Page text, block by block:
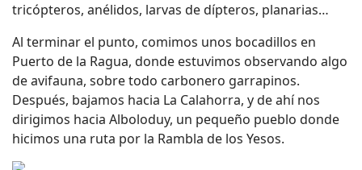
tricópteros, anélidos, larvas de dípteros, planarias…
Al terminar el punto, comimos unos bocadillos en
Puerto de la Ragua, donde estuvimos observando algo
de avifauna, sobre todo carbonero garrapinos.
Después, bajamos hacia La Calahorra, y de ahí nos
dirigimos hacia Alboloduy, un pequeño pueblo donde
hicimos una ruta por la Rambla de los Yesos.